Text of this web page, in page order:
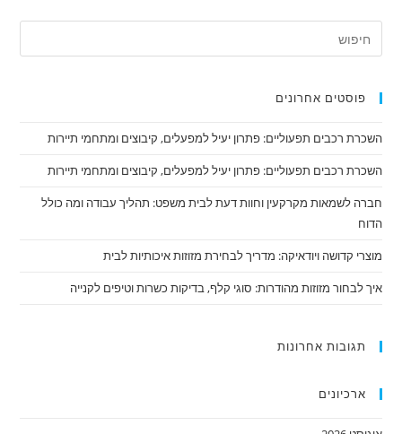
פוסטים אחרונים
השכרת רכבים תפעוליים: פתרון יעיל למפעלים, קיבוצים ומתחמי תיירות
השכרת רכבים תפעוליים: פתרון יעיל למפעלים, קיבוצים ומתחמי תיירות
חברה לשמאות מקרקעין וחוות דעת לבית משפט: תהליך עבודה ומה כולל
הדוח
מוצרי קדושה ויודאיקה: מדריך לבחירת מזוזות איכותיות לבית
איך לבחור מזוזות מהודרות: סוגי קלף, בדיקות כשרות וטיפים לקנייה
תגובות אחרונות
ארכיונים